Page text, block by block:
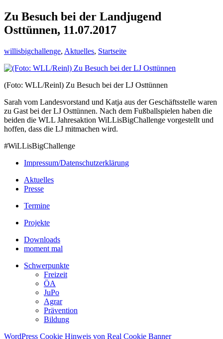
Zu Besuch bei der Landjugend
Osttünnen, 11.07.2017
willisbigchallenge, Aktuelles, Startseite
(Foto: WLL/Reinl) Zu Besuch bei der LJ Osttünnen
Sarah vom Landesvorstand und Katja aus der Geschäftsstelle waren
zu Gast bei der LJ Osttünnen. Nach dem Fußballspielen haben die
beiden die WLL Jahresaktion WiLLisBigChallenge vorgestellt und
hoffen, dass die LJ mitmachen wird.
#WiLLisBigChallenge
Impressum/Datenschutzerklärung
Aktuelles
Presse
Termine
Projekte
Downloads
moment mal
Schwerpunkte
Freizeit
ÖA
JuPo
Agrar
Prävention
Bildung
WordPress Cookie Hinweis von Real Cookie Banner